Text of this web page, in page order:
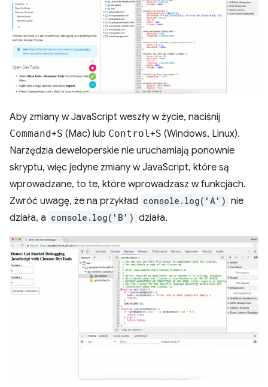
Aby zmiany w JavaScript weszły w życie, naciśnij
Command+S (Mac) lub Control+S (Windows, Linux).
Narzędzia deweloperskie nie uruchamiają ponownie
skryptu, więc jedyne zmiany w JavaScript, które są
wprowadzane, to te, które wprowadzasz w funkcjach.
Zwróć uwagę, że na przykład console.log('A') nie
działa, a console.log('B') działa.